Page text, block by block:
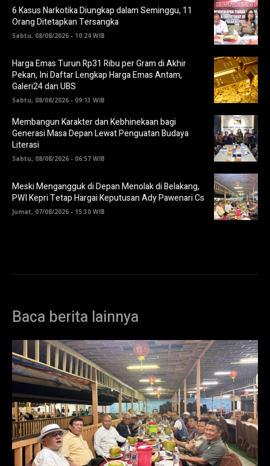
6 Kasus Narkotika Diungkap dalam Seminggu, 11
Orang Ditetapkan Tersangka
Sabtu, 08/08/2026 - 10:24 WIB
Harga Emas Turun Rp31 Ribu per Gram di Akhir
Pekan, Ini Daftar Lengkap Harga Emas Antam,
Galeri24 dan UBS
Sabtu, 08/08/2026 - 09:13 WIB
Membangun Karakter dan Kebhinekaan bagi
Generasi Masa Depan Lewat Penguatan Budaya
Literasi
Sabtu, 08/08/2026 - 06:57 WIB
Meski Mengangguk di Depan Menolak di Belakang,
PWI Kepri Tetap Hargai Keputusan Ady Pawenari Cs
Jumat, 07/08/2026 - 15:30 WIB
Baca berita lainnya